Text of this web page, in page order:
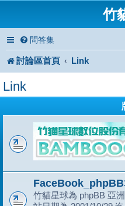
竹
問答集
討論區首頁 Link
Link
竹貓星球為 phpBB 亞